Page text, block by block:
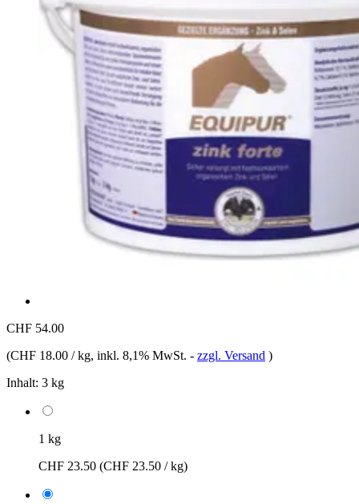
CHF 54.00
(CHF 18.00 / kg, inkl. 8,1% MwSt. - zzgl. Versand )
Inhalt: 3 kg
1 kg
CHF 23.50 (CHF 23.50 / kg)